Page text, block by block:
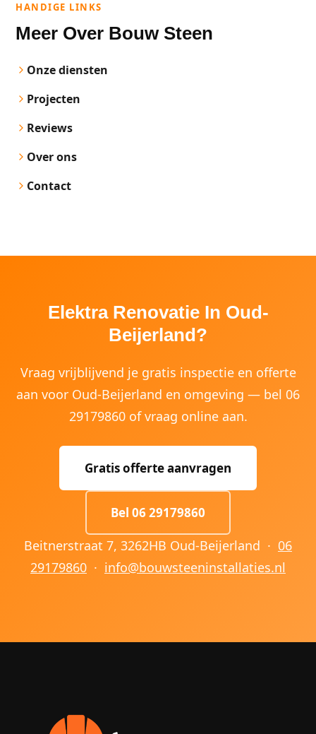
HANDIGE LINKS
Meer Over Bouw Steen
Onze diensten
Projecten
Reviews
Over ons
Contact
Elektra Renovatie In Oud-
Beijerland?
Vraag vrijblijvend je gratis inspectie en offerte
aan voor Oud-Beijerland en omgeving — bel 06
29179860 of vraag online aan.
Gratis offerte aanvragen
Bel 06 29179860
Beitnerstraat 7, 3262HB Oud-Beijerland · 06
29179860 · info@bouwsteeninstallaties.nl